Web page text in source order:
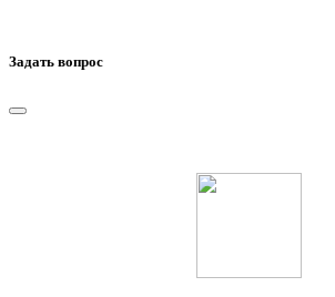
Дезинсекция 2-х комн. Квартиры
Дезинсекция частный дом от
Муравейник на участке от 10
Задать вопрос